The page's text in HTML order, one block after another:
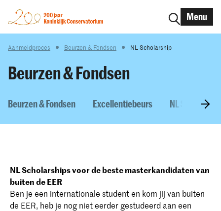
Menu
Aanmeldproces Beurzen & Fondsen NL Scholarship
Beurzen & Fondsen
Beurzen & Fondsen Excellentiebeurs NL
NL Scholarships voor de beste masterkandidaten van
buiten de EER
Ben je een internationale student en kom jij van buiten
de EER, heb je nog niet eerder gestudeerd aan een